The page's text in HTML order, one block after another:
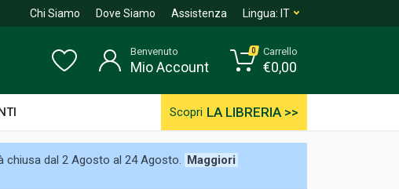
Chi Siamo Dove Siamo Assistenza Lingua: IT
Scopri LA LIBRERIA >>
Benvenuto
Mio Account
0 Carrello
€0,00
chiusa dal 2 Agosto al 24 Agosto. Maggiori